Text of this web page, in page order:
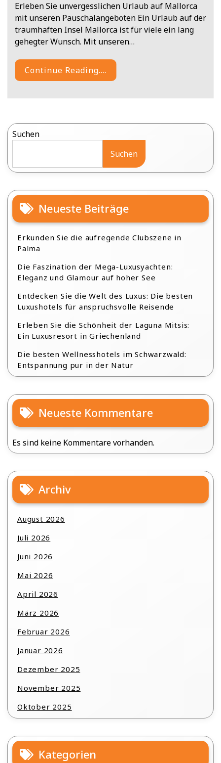
Erleben Sie unvergesslichen Urlaub auf Mallorca
mit unseren Pauschalangeboten Ein Urlaub auf der
traumhaften Insel Mallorca ist für viele ein lang
gehegter Wunsch. Mit unseren…
Continue Reading....
Suchen
Suchen
Neueste Beiträge
Erkunden Sie die aufregende Clubszene in
Palma
Die Faszination der Mega-Luxusyachten:
Eleganz und Glamour auf hoher See
Entdecken Sie die Welt des Luxus: Die besten
Luxushotels für anspruchsvolle Reisende
Erleben Sie die Schönheit der Laguna Mitsis:
Ein Luxusresort in Griechenland
Die besten Wellnesshotels im Schwarzwald:
Entspannung pur in der Natur
Neueste Kommentare
Es sind keine Kommentare vorhanden.
Archiv
August 2026
Juli 2026
Juni 2026
Mai 2026
April 2026
März 2026
Februar 2026
Januar 2026
Dezember 2025
November 2025
Oktober 2025
Kategorien